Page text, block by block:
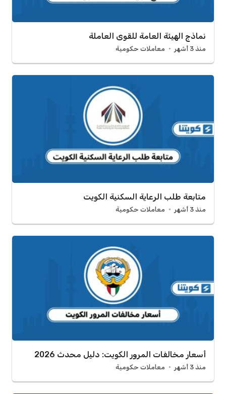
نماذج الهيئة العامة للقوى العاملة
منذ 3 أشهر معاملات حكومية
متابعة طلب الرعاية السكنية الكويت
منذ 3 أشهر معاملات حكومية
أسعار مخالفات المرور الكويت: دليل محدث 2026
منذ 3 أشهر معاملات حكومية